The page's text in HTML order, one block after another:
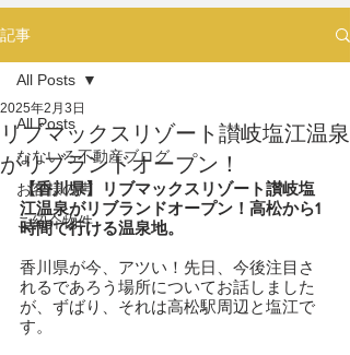
記事
All Posts
なないろ不動産ブログ
お客様の声
ご紹介物件
All Posts
リブマックスリゾート讃岐塩江温泉
がリブランドオープン！
2025年2月3日
【香川県】リブマックスリゾート讃岐塩
江温泉がリブランドオープン！高松から1
時間で行ける温泉地。
香川県が今、アツい！先日、今後注目さ
れるであろう場所についてお話しました
が、ずばり、それは高松駅周辺と塩江で
す。